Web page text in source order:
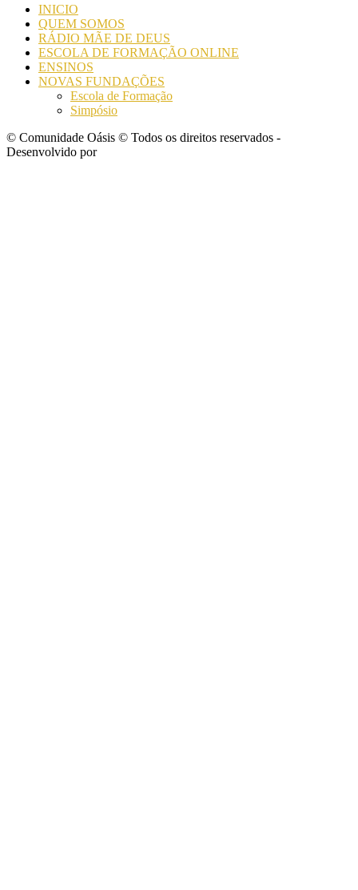
INICIO
QUEM SOMOS
RÁDIO MÃE DE DEUS
ESCOLA DE FORMAÇÃO ONLINE
ENSINOS
NOVAS FUNDAÇÕES
Escola de Formação
Simpósio
© Comunidade Oásis © Todos os direitos reservados -
Desenvolvido por